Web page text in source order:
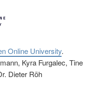
Online University.
Kyra Furgalec, Tine
Dieter Röh